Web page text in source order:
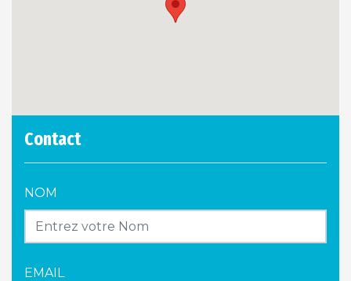
Contact
NOM
EMAIL